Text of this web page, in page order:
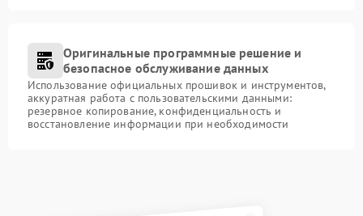
Оригинальные программные решение и
безопасное обслуживание данных
Использование официальных прошивок и инструментов,
аккуратная работа с пользовательскими данными:
резервное копирование, конфиденциальность и
восстановление информации при необходимости